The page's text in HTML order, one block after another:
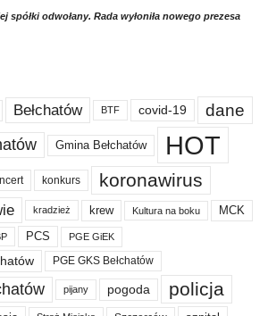
spółki odwołany. Rada wyłoniła nowego prezesa
Bełchatów BTF covid-19 dane
Gmina Bełchatów HOT
konkurs koronawirus
kradzież krew Kultura na boku MCK
PCS PGE GiEK
PGE GKS Bełchatów
pijany pogoda policja